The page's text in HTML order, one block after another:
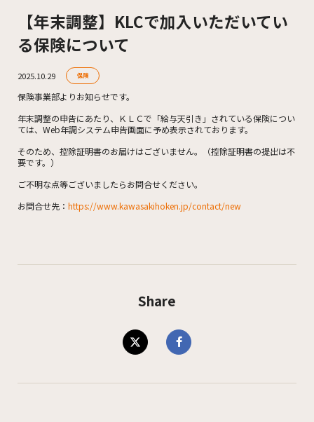
【年末調整】KLCで加入いただいてい
る保険について
2025.10.29 保険
保険事業部よりお知らせです。
年末調整の申告にあたり、ＫＬＣで「給与天引き」されている保険につい
ては、Web年調システム申告画面に予め表示されております。
そのため、控除証明書のお届けはございません。（控除証明書の提出は不
要です。）
ご不明な点等ございましたらお問合せください。
お問合せ先： https://www.kawasakihoken.jp/contact/new
Share